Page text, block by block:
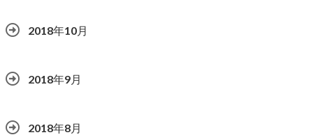
2018年10月
2018年9月
2018年8月